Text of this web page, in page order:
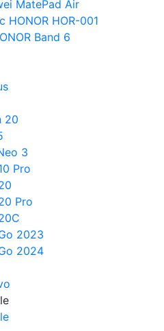
MatePad Air
HONOR HOR-001
Band 6
20
3
Pro
Pro
2023
2024